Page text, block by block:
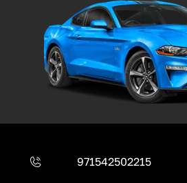
971542502215